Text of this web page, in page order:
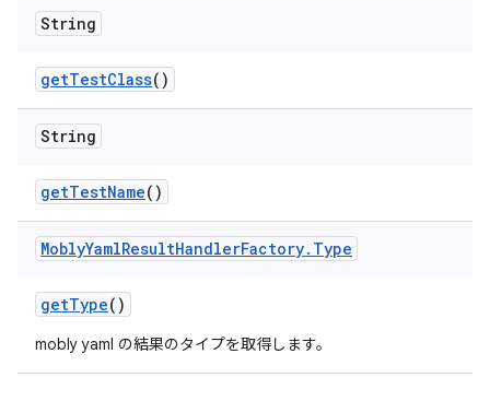
String
getTestClass()
String
getTestName()
MoblyYamlResultHandlerFactory. Type
getType()
mobly yaml の結果のタイプを取得します。